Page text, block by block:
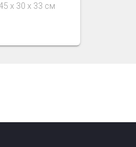
х 30 х 33 см